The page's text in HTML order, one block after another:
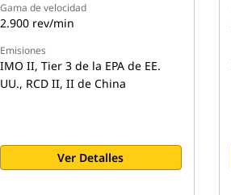
Gama de velocidad
2.900 rev/min
Emisiones
IMO II, Tier 3 de la EPA de EE.
UU., RCD II, II de China
Ver Detalles